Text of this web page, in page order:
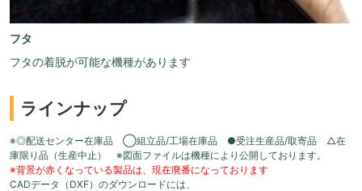
フタ
フタの着脱が可能な機種があります
ラインナップ
※◎配送センター在庫品 ◯組立品/工場在庫品 ●受注生産品/取寄品 △在
庫限り品（生産中止） ※図面ファイルは機種により公開しております。
※背景が赤くなっている製品は、現在廃番になっております
CADデータ（DXF）のダウンロードには、